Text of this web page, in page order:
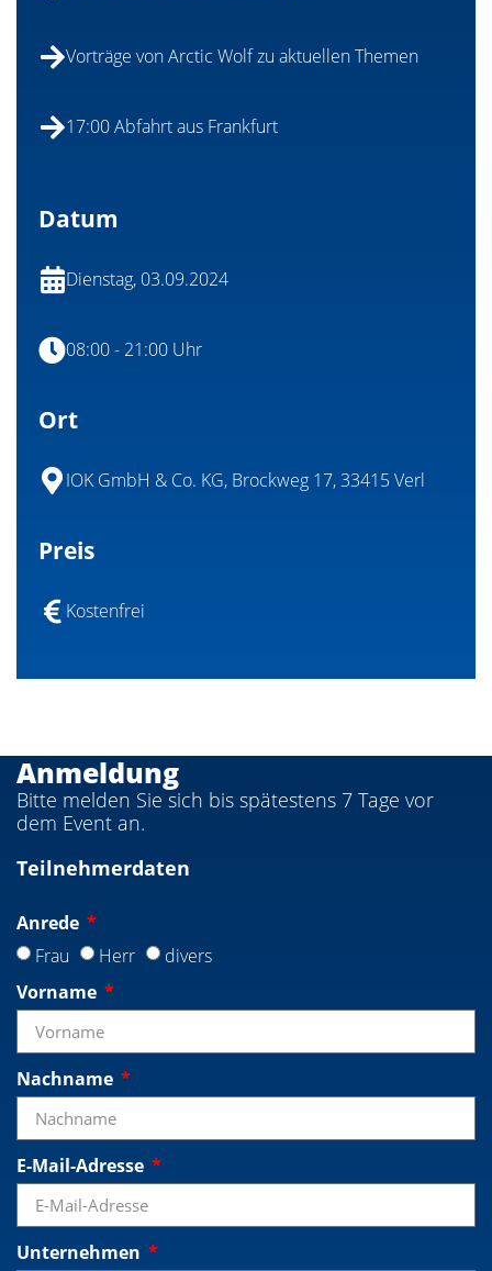
Vorträge von Arctic Wolf zu aktuellen Themen
17:00 Abfahrt aus Frankfurt
Datum
Dienstag, 03.09.2024
08:00 - 21:00 Uhr
Ort
IOK GmbH & Co. KG, Brockweg 17, 33415 Verl
Preis
Kostenfrei
Anmeldung
Bitte melden Sie sich bis spätestens 7 Tage vor
dem Event an.
Teilnehmerdaten
Anrede
Frau
Herr
divers
Vorname
Nachname
E-Mail-Adresse
Unternehmen